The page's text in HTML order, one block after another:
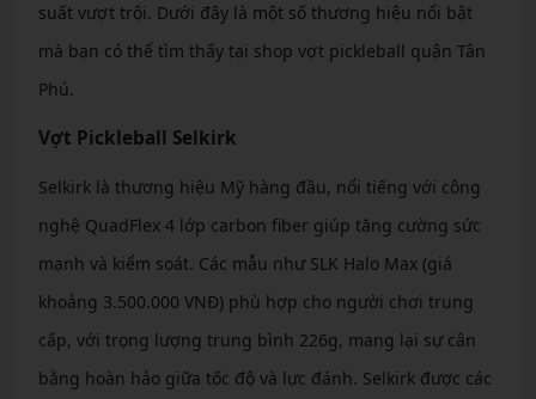
suất vượt trội. Dưới đây là một số thương hiệu nổi bật
mà bạn có thể tìm thấy tại shop vợt pickleball quận Tân
Phú.
Vợt Pickleball Selkirk
Selkirk là thương hiệu Mỹ hàng đầu, nổi tiếng với công
nghệ QuadFlex 4 lớp carbon fiber giúp tăng cường sức
mạnh và kiểm soát. Các mẫu như SLK Halo Max (giá
khoảng 3.500.000 VNĐ) phù hợp cho người chơi trung
cấp, với trọng lượng trung bình 226g, mang lại sự cân
bằng hoàn hảo giữa tốc độ và lực đánh. Selkirk được các